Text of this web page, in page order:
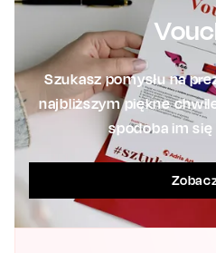
Szukasz pomysłu na
najbliższym piękne
spodoba im